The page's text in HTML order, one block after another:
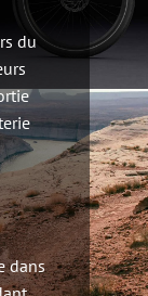
du
dans